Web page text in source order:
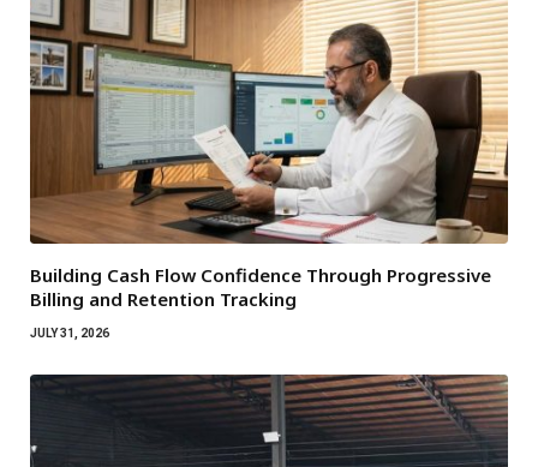
Building Cash Flow Confidence Through Progressive
Billing and Retention Tracking
JULY 31, 2026